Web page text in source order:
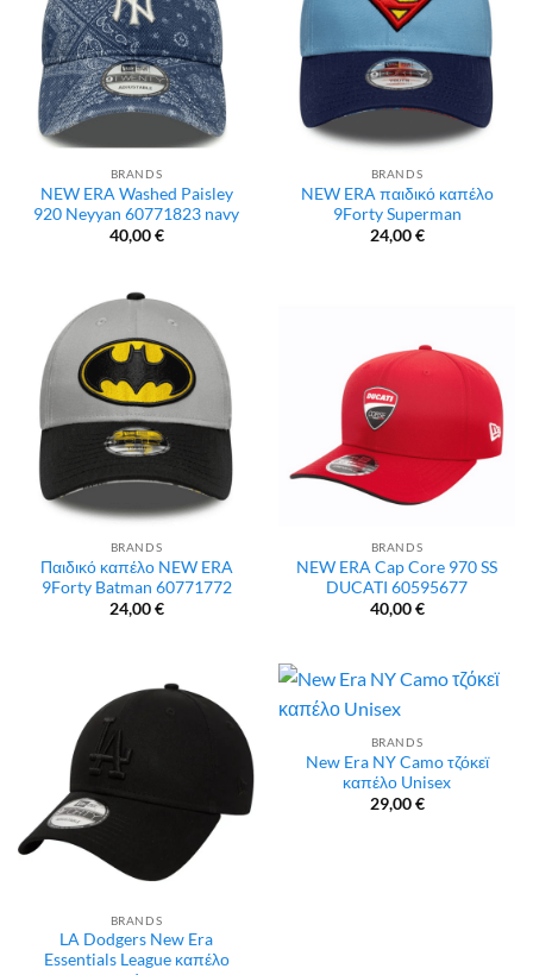
BRANDS
NEW ERA Washed Paisley
920 Neyyan 60771823 navy
40,00€
BRANDS
NEW ERA παιδικό καπέλο
9Forty Superman
24,00€
BRANDS
Παιδικό καπέλο NEW ERA
9Forty Batman 60771772
24,00€
BRANDS
NEW ERA Cap Core 970 SS
DUCATI 60595677
40,00€
BRANDS
LA Dodgers New Era
Essentials League καπέλο
BRANDS
New Era NY Camo τζόκεϊ
καπέλο Unisex
29,00€